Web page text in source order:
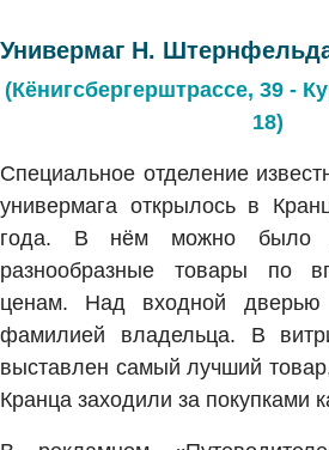
Универмаг Н.
(Кёнигсбергерштрассе, 39 -
18)
Специальное отделение
универмага открылось в
года. В нём можно было
разнообразные товары по
ценам. Над входной
фамилией владельца. В
выставлен самый лучший
Кранца заходили за покупками